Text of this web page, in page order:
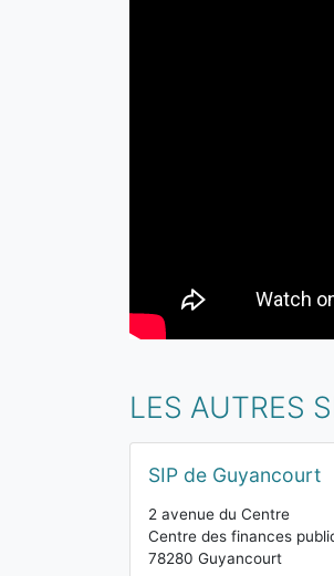
LES AUTRES
SIP de Guyancourt
2 avenue du Centre
Centre des finances
78280 Guyancourt